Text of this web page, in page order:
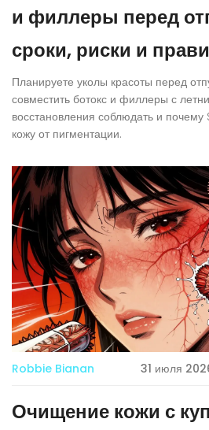
и филлеры перед
сроки, риски и
Планируете уколы красоты перед
совместить ботокс и филлеры с
восстановления соблюдать и почему
кожу от пигментации.
Robbie Bianan 31 июля
Очищение кожи с